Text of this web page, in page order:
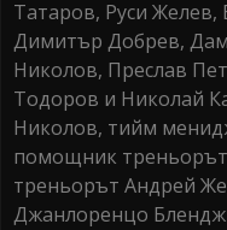
Татаров, Руси
Димитър Добрев,
Николов, Преслав
Тодоров и Николай
Николов, тийм
помощник
треньорът Андрей
Джанлоренцо